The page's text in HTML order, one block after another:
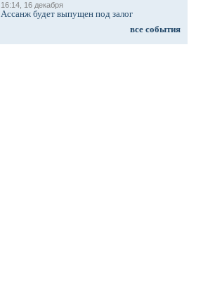
16:14, 16 декабря
Ассанж будет выпущен под залог
все события